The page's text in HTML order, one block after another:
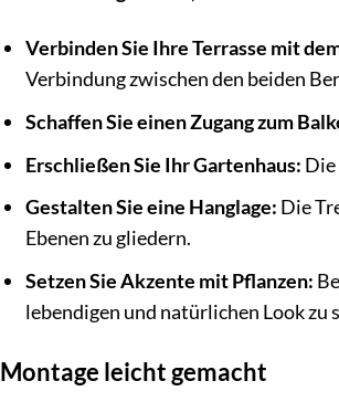
Verbinden Sie Ihre Terrasse mit
Verbindung zwischen den beiden
Schaffen Sie einen Zugang zum
Erschließen Sie Ihr Gartenhaus: Die
Gestalten Sie eine Hanglage: Die
Ebenen zu gliedern.
Setzen Sie Akzente mit Pflanzen:
lebendigen und natürlichen Look zu
Montage leicht gemacht